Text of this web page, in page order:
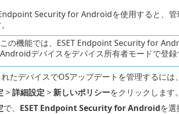
Security for Androidを使用すると、
この機能では、ESET Endpoint Security for
Androidデバイスをデバイス所有者モードで登録
たデバイスでOSアップデートを管理するには
>詳細設定 >新しいポリシーをクリックします。
で、 ESET Endpoint Security for Androidを選